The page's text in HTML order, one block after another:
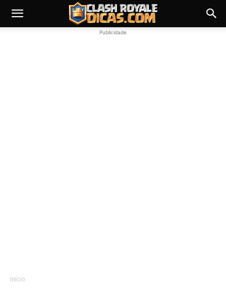
Publicidade
Início